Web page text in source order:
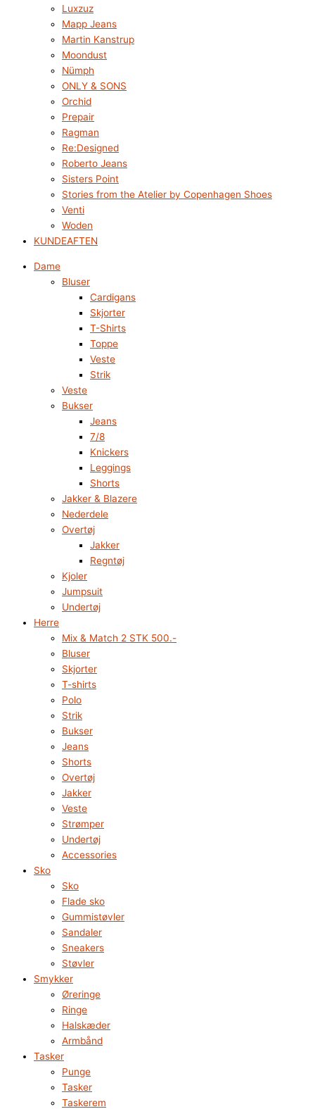
Luxzuz
Mapp Jeans
Martin Kanstrup
Moondust
Nümph
ONLY & SONS
Orchid
Prepair
Ragman
Re:Designed
Roberto Jeans
Sisters Point
Stories from the Atelier by Copenhagen Shoes
Venti
Woden
KUNDEAFTEN
Dame
Bluser
Cardigans
Skjorter
T-Shirts
Toppe
Veste
Strik
Veste
Bukser
Jeans
7/8
Knickers
Leggings
Shorts
Jakker & Blazere
Nederdele
Overtøj
Jakker
Regntøj
Kjoler
Jumpsuit
Undertøj
Herre
Mix & Match 2 STK 500.-
Bluser
Skjorter
T-shirts
Polo
Strik
Bukser
Jeans
Shorts
Overtøj
Jakker
Veste
Strømper
Undertøj
Accessories
Sko
Sko
Flade sko
Gummistøvler
Sandaler
Sneakers
Støvler
Smykker
Øreringe
Ringe
Halskæder
Armbånd
Tasker
Punge
Tasker
Taskerem